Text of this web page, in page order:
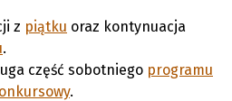
z piątku oraz kontynuacja
.
część sobotniego programu
.